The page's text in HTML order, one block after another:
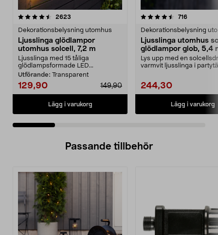
2623
Dekorationsbelysning utomhus
Ljusslinga glödlampor
utomhus solcell, 7,2 m
Ljusslinga med 15 tåliga
glödlampsformade LED...
Utförande: Transparent
129,90 149,90
Lägg i varukorg
4.5 av 5 stjärnor 716
Dekorationsbelysning
Ljusslinga utomhus
glödlampor glob, 5,4
Lys upp med en
varmvit ljusslinga i
244,30
Lägg i varukorg
4.0 av 5 stjärnor
Passande tillbehör